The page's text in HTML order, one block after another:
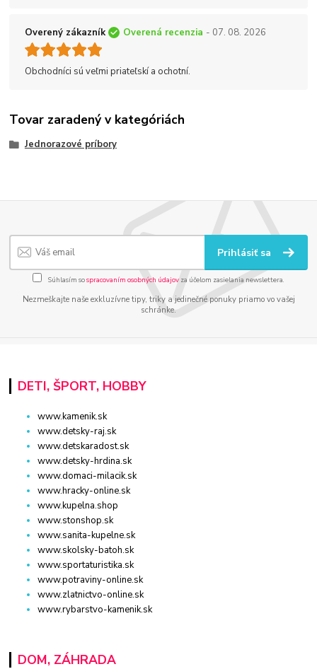
Overený zákazník Overená recenzia - 07. 08. 2026
Obchodníci sú veľmi priateľskí a ochotní.
Tovar zaradený v kategóriách
Jednorazové príbory
Prihlásiť sa
Súhlasím sospracovaním osobných údajov za účelom zasielania newslettera.
Nezmeškajte naše exkluzívne tipy, triky a jedinečné ponuky priamo vo vašej
schránke.
DETI, ŠPORT, HOBBY
www.kamenik.sk
www.detsky-raj.sk
www.detskaradost.sk
www.detsky-hrdina.sk
www.domaci-milacik.sk
www.hracky-online.sk
www.kupelna.shop
www.stonshop.sk
www.sanita-kupelne.sk
www.skolsky-batoh.sk
www.sportaturistika.sk
www.potraviny-online.sk
www.zlatnictvo-online.sk
www.rybarstvo-kamenik.sk
DOM, ZÁHRADA